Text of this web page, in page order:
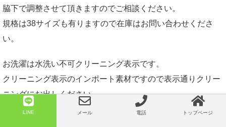
脇下で調整させて頂きますのでご相談ください。
規格は38サイズも有りますので在庫はお問い合わせくださ
い。
お洗濯は水洗い不可クリーニング表示です。
クリーニング表示のインポート素材ですので表示通りクリー
ニングにお出しください。
アイロン様を掛ける場合は、軽くスチームで吹かすか当て布
LINE メール 電話 トップページ